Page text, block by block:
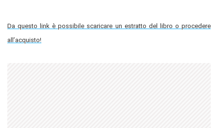
Da questo link è possibile scaricare un estratto del libro o procedere
all’acquisto!